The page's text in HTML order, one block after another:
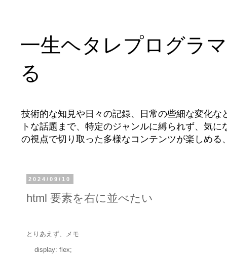
一生ヘタレプログラ
る
技術的な知見や日々の記録、日常の些細な変化
トな話題まで、特定のジャンルに縛られず、気
の視点で切り取った多様なコンテンツが楽しめ
2024/09/10
html 要素を右に並べたい
とりあえず、メモ
display: flex;